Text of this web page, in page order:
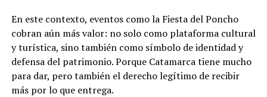
En este contexto, eventos como la Fiesta del Poncho
cobran aún más valor: no solo como plataforma cultural
y turística, sino también como símbolo de identidad y
defensa del patrimonio. Porque Catamarca tiene mucho
para dar, pero también el derecho legítimo de recibir
más por lo que entrega.